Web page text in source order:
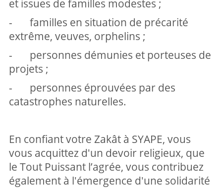
et issues de familles modestes ;
- familles en situation de précarité
extrême, veuves, orphelins ;
- personnes démunies et porteuses de
projets ;
- personnes éprouvées par des
catastrophes naturelles.
En confiant votre Zakât à SYAPE, vous
vous acquittez d'un devoir religieux, que
le Tout Puissant l’agrée, vous contribuez
également à l'émergence d'une solidarité